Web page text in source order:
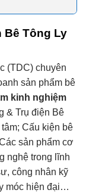
Bê Tông Ly
(TDC) chuyên
sản phẩm bê
kinh nghiệm
& Trụ điện Bê
Cấu kiện bê
sản phẩm cơ
nghệ trong lĩnh
công nhân kỹ
móc hiện đại…